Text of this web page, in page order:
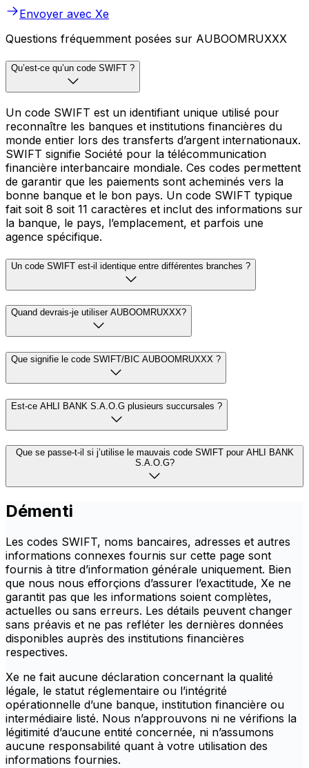
Envoyer avec Xe
Questions fréquemment posées sur AUBOOMRUXXX
Qu’est-ce qu’un code SWIFT ?
Un code SWIFT est un identifiant unique utilisé pour
reconnaître les banques et institutions financières du
monde entier lors des transferts d’argent internationaux.
SWIFT signifie Société pour la télécommunication
financière interbancaire mondiale. Ces codes permettent
de garantir que les paiements sont acheminés vers la
bonne banque et le bon pays. Un code SWIFT typique
fait soit 8 soit 11 caractères et inclut des informations sur
la banque, le pays, l’emplacement, et parfois une
agence spécifique.
Un code SWIFT est-il identique entre différentes branches ?
Quand devrais-je utiliser AUBOOMRUXXX?
Que signifie le code SWIFT/BIC AUBOOMRUXXX ?
Est-ce AHLI BANK S.A.O.G plusieurs succursales ?
Que se passe-t-il si j’utilise le mauvais code SWIFT pour AHLI BANK
S.A.O.G?
Démenti
Les codes SWIFT, noms bancaires, adresses et autres
informations connexes fournis sur cette page sont
fournis à titre d’information générale uniquement. Bien
que nous nous efforçions d’assurer l’exactitude, Xe ne
garantit pas que les informations soient complètes,
actuelles ou sans erreurs. Les détails peuvent changer
sans préavis et ne pas refléter les dernières données
disponibles auprès des institutions financières
respectives.
Xe ne fait aucune déclaration concernant la qualité
légale, le statut réglementaire ou l’intégrité
opérationnelle d’une banque, institution financière ou
intermédiaire listé. Nous n’approuvons ni ne vérifions la
légitimité d’aucune entité concernée, ni n’assumons
aucune responsabilité quant à votre utilisation des
informations fournies.